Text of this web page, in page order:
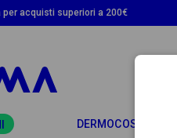
acquisti superiori a 200€
DERMOCOSMETICA